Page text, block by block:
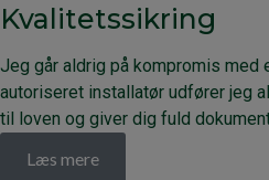
Kvalitetssikring
Jeg går aldrig på kompromis med
autoriseret installatør udfører jeg
til loven og giver dig fuld
Læs mere